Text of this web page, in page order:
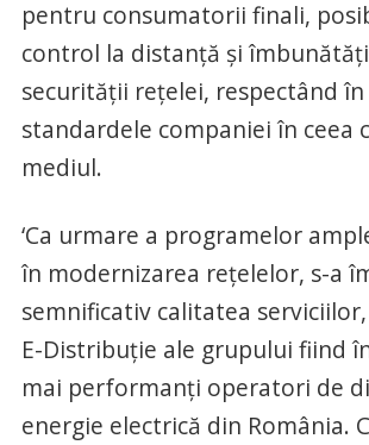
pentru consumatorii finali,
control la distanţă şi
securităţii reţelei, respectând
standardele companiei în ceea
mediul.
‘Ca urmare a programelor
în modernizarea reţelelor, s-a
semnificativ calitatea
E-Distribuţie ale grupului fiind
mai performanţi operatori de
energie electrică din România.